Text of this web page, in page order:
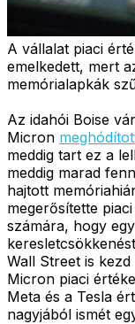
A vállalat piaci
emelkedett, mert
memórialapkák
Az idahói Boise
Micron
meddig tart ez a
meddig marad
hajtott
megerősítette
számára, hogy
Wall Street is
Micron piaci
Meta és a Tesla
nagyjából ismét